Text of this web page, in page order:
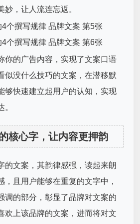
妙，让人流连忘返。
你的广告内容，实现了文案口语
似没什么技巧的文案，在潜移默
够快速建立起用户的认知，实现
。
核心字，让内容更押韵
的文案，其韵律感强，读起来朗
，且用户能够在重复的文字中，
调的部分，彰显了品牌对文案的
欢上该品牌的文案，进而将对文